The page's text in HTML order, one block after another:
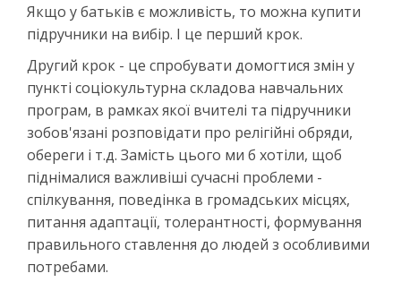
Якщо у батьків є можливість, то можна купити
підручники на вибір. І це перший крок.
Другий крок - це спробувати домогтися змін у
пункті соціокультурна складова навчальних
програм, в рамках якої вчителі та підручники
зобов'язані розповідати про релігійні обряди,
обереги і т.д. Замість цього ми б хотіли, щоб
піднімалися важливіші сучасні проблеми -
спілкування, поведінка в громадських місцях,
питання адаптації, толерантності, формування
правильного ставлення до людей з особливими
потребами.